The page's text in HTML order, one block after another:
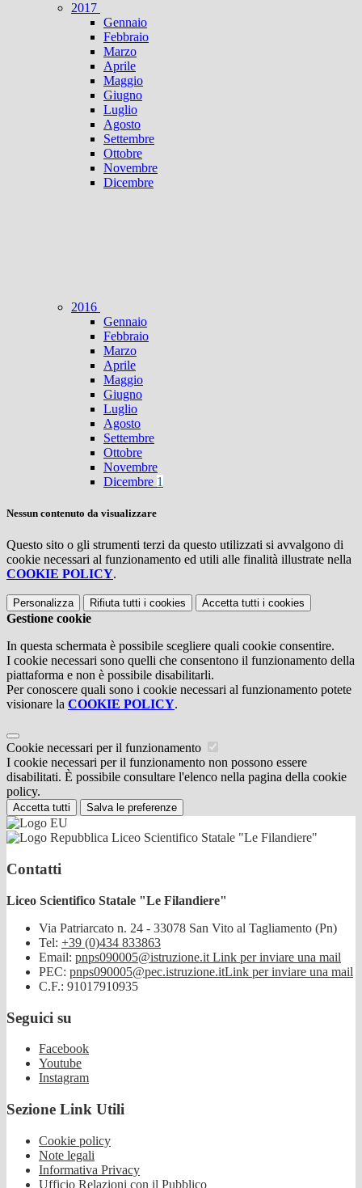
2017
Gennaio
Febbraio
Marzo
Aprile
Maggio
Giugno
Luglio
Agosto
Settembre
Ottobre
Novembre
Dicembre
2016
Gennaio
Febbraio
Marzo
Aprile
Maggio
Giugno
Luglio
Agosto
Settembre
Ottobre
Novembre
Dicembre 1
Nessun contenuto da visualizzare
Questo sito o gli strumenti terzi da questo utilizzati si avvalgono di
cookie necessari al funzionamento ed utili alle finalità illustrate nella
COOKIE POLICY.
Personalizza Rifiuta tutti i cookies Accetta tutti i cookies
Gestione cookie
In questa schermata è possibile scegliere quali cookie consentire.
I cookie necessari sono quelli che consentono il funzionamento della
piattaforma e non è possibile disabilitarli.
Per conoscere quali sono i cookie necessari al funzionamento potete
visionare la COOKIE POLICY.
Cookie necessari per il funzionamento
I cookie necessari per il funzionamento non possono essere
disabilitati. È possibile consultare l'elenco nella pagina della cookie
policy.
Accetta tutti Salva le preferenze
Liceo Scientifico Statale "Le Filandiere"
Contatti
Liceo Scientifico Statale "Le Filandiere"
Via Patriarcato n. 24 - 33078 San Vito al Tagliamento (Pn)
Tel: +39 (0)434 833863
Email: pnps090005@istruzione.it Link per inviare una mail
PEC: pnps090005@pec.istruzione.itLink per inviare una mail
C.F.: 91017910935
Seguici su
Facebook
Youtube
Instagram
Sezione Link Utili
Cookie policy
Note legali
Informativa Privacy
Ufficio Relazioni con il Pubblico